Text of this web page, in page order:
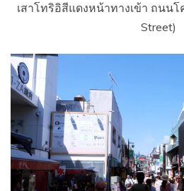
เสาโทริอิสีแดงหน้าทางเข้า ถนนโ
Street)